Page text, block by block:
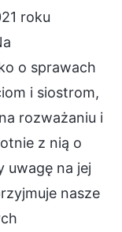
roku
o sprawach
i siostrom,
rozważaniu i
z nią o
uwagę na jej
nasze